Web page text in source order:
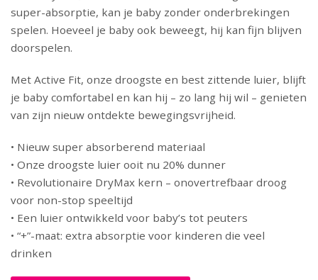
super-absorptie, kan je baby zonder onderbrekingen
spelen. Hoeveel je baby ook beweegt, hij kan fijn blijven
doorspelen.
Met Active Fit, onze droogste en best zittende luier, blijft
je baby comfortabel en kan hij – zo lang hij wil – genieten
van zijn nieuw ontdekte bewegingsvrijheid.
• Nieuw super absorberend materiaal
• Onze droogste luier ooit nu 20% dunner
• Revolutionaire DryMax kern – onovertrefbaar droog
voor non-stop speeltijd
• Een luier ontwikkeld voor baby’s tot peuters
• “+”-maat: extra absorptie voor kinderen die veel
drinken